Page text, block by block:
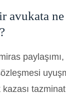
avukata ne